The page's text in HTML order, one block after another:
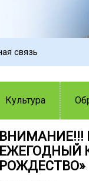
связь
Культура
ВНИМАНИЕ!!!
ЕЖЕГОДНЫЙ
РОЖДЕСТВО»